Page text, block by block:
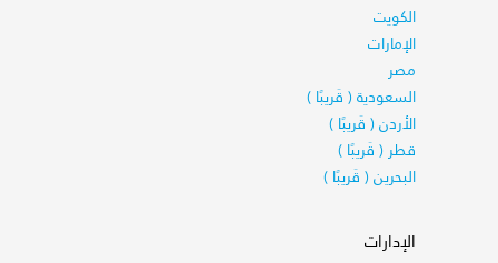
الكويت
الإمارات
مصر
السعودية ( قَريبًا )
الأردن ( قَريبًا )
قطر ( قَريبًا )
البحرين ( قَريبًا )
الإدارات